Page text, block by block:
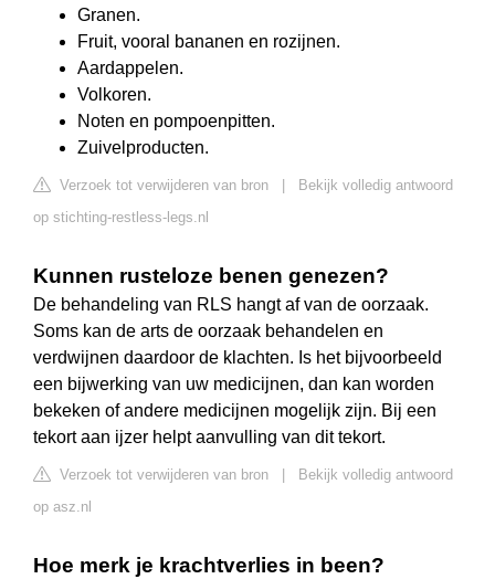
Granen.
Fruit, vooral bananen en rozijnen.
Aardappelen.
Volkoren.
Noten en pompoenpitten.
Zuivelproducten.
Verzoek tot verwijderen van bron
Bekijk volledig antwoord
op stichting-restless-legs.nl
Kunnen rusteloze benen genezen?
De behandeling van RLS hangt af van de oorzaak.
Soms kan de arts de oorzaak behandelen en
verdwijnen daardoor de klachten. Is het bijvoorbeeld
een bijwerking van uw medicijnen, dan kan worden
bekeken of andere medicijnen mogelijk zijn. Bij een
tekort aan ijzer helpt aanvulling van dit tekort.
Verzoek tot verwijderen van bron
Bekijk volledig antwoord
op asz.nl
Hoe merk je krachtverlies in been?